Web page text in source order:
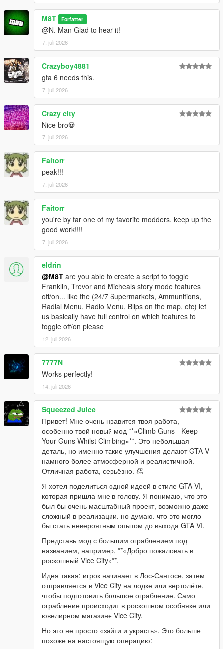
M8T Forfatter
@N. Man Glad to hear it!
7. juli 2026
Crazyboy4881
gta 6 needs this.
7. juli 2026
Crazy city
Nice bro💀
7. juli 2026
Faitorr
peak!!!
7. juli 2026
Faitorr
you're by far one of my favorite modders. keep up the
good work!!!!
7. juli 2026
eldrin
@M8T are you able to create a script to toggle
Franklin, Trevor and Micheals story mode features
off/on... like the (24/7 Supermarkets, Ammunitions,
Radial Menu, Radio Menu, Blips on the map, etc) let
us basically have full control on which features to
toggle off/on please
12. juli 2026
7777N
Works perfectly!
14. juli 2026
Squeezed Juice
Привет! Мне очень нравится твоя работа,
особенно твой новый мод **«Climb Guns - Keep
Your Guns Whilst Climbing»**. Это небольшая
деталь, но именно такие улучшения делают GTA V
намного более атмосферной и реалистичной.
Отличная работа, серьёзно. 👏
Я хотел поделиться одной идеей в стиле GTA VI,
которая пришла мне в голову. Я понимаю, что это
был бы очень масштабный проект, возможно даже
сложный в реализации, но думаю, что это могло
бы стать невероятным опытом до выхода GTA VI.
Представь мод с большим ограблением под
названием, например, **«Добро пожаловать в
роскошный Vice City»**.
Идея такая: игрок начинает в Лос-Сантосе, затем
отправляется в Vice City на лодке или вертолёте,
чтобы подготовить большое ограбление. Само
ограбление происходит в роскошном особняке или
ювелирном магазине Vice City.
Но это не просто «зайти и украсть». Это больше
похоже на настоящую операцию: